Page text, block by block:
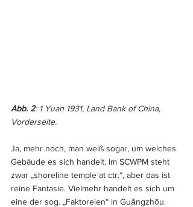
Abb. 2: 1 Yuan 1931, Land Bank of China,
Vorderseite.
Ja, mehr noch, man weiß sogar, um welches
Gebäude es sich handelt. Im SCWPM steht
zwar „shoreline temple at ctr.“, aber das ist
reine Fantasie. Vielmehr handelt es sich um
eine der sog. „Faktoreien“ in Guǎngzhōu.